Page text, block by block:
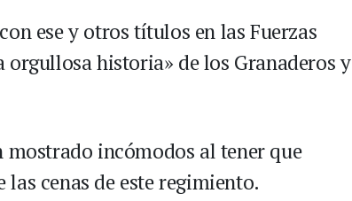
ese y otros títulos en las Fuerzas
historia» de los Granaderos y
mostrado incómodos al tener que
cenas de este regimiento.